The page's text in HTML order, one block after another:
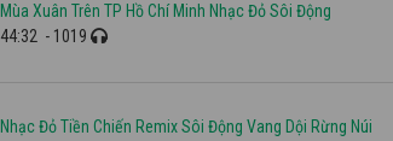
Mùa Xuân Trên TP Hồ Chí Minh Nhạc Đỏ Sôi Động
44:32 - 1019
Nhạc Đỏ Tiền Chiến Remix Sôi Động Vang Dội Rừng Núi